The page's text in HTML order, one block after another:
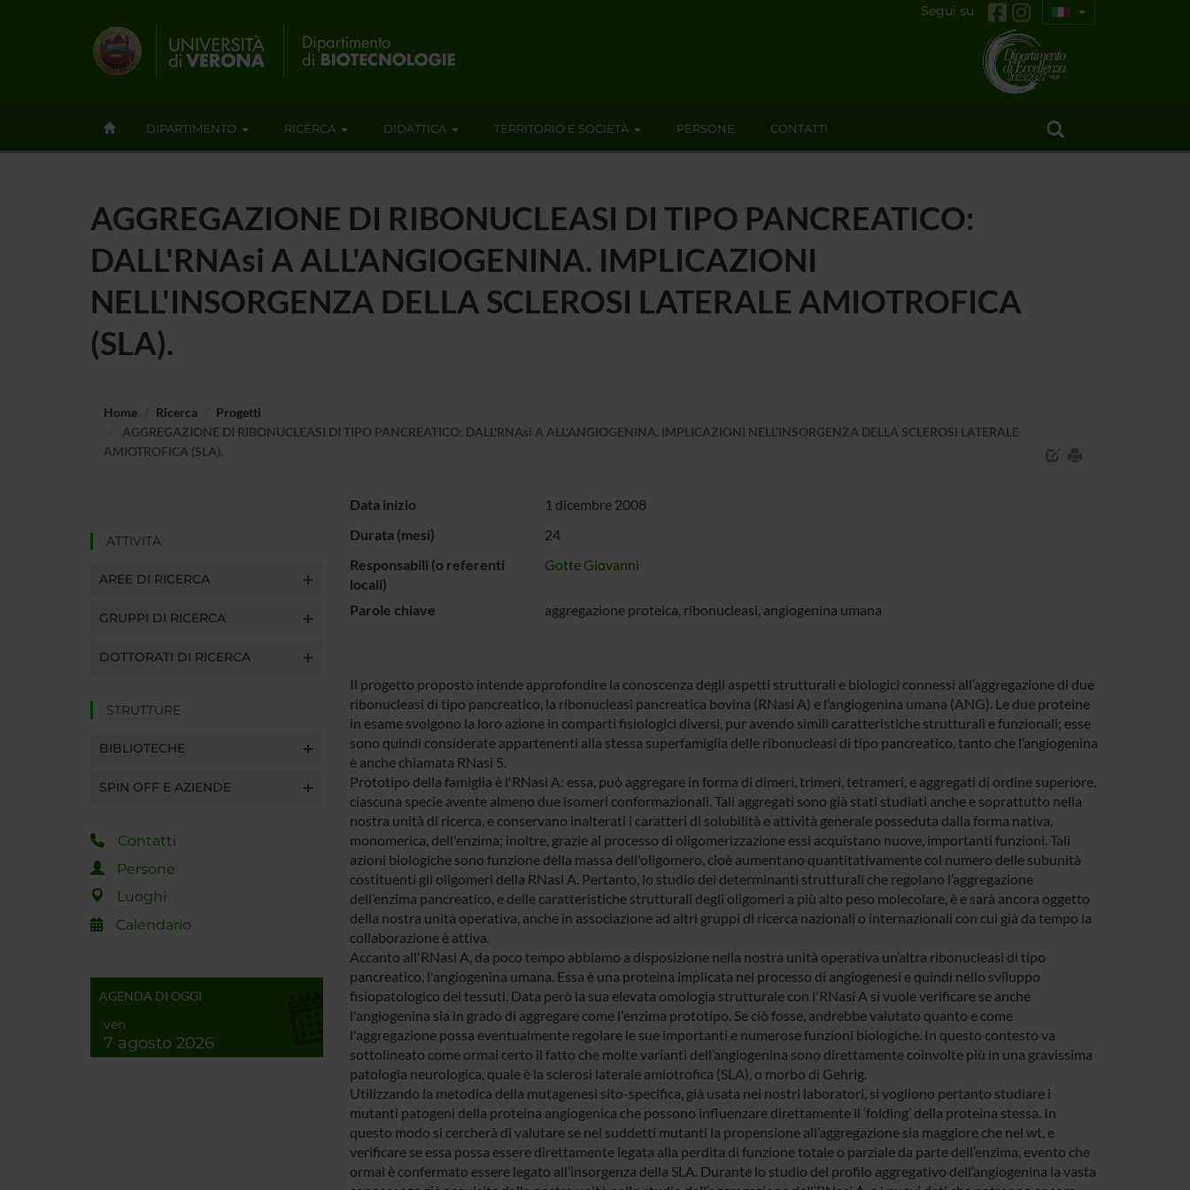
Segui su
DIPARTIMENTO RICERCA DIDATTICA TERRITORIO E SOCIETÀ PERSONE CONTATTI
AGGREGAZIONE DI RIBONUCLEASI DI TIPO PANCREATICO:
DALL'RNAsi A ALL'ANGIOGENINA. IMPLICAZIONI
NELL'INSORGENZA DELLA SCLEROSI LATERALE AMIOTROFICA
(SLA).
Home Ricerca
Progetti
AGGREGAZIONE DI RIBONUCLEASI DI TIPO PANCREATICO: DALL'RNAsi A ALL'ANGIOGENINA. IMPLICAZIONI NELL'INSORGENZA DELLA SCLEROSI LATERALE
AMIOTROFICA (SLA).
ATTIVITÀ
AREE DI RICERCA
GRUPPI DI RICERCA
DOTTORATI DI RICERCA
STRUTTURE
BIBLIOTECHE
SPIN OFF E AZIENDE
Contatti
Persone
Luoghi
Calendario
AGENDA DI OGGI
ven
7 agosto 2026
Data inizio
1 dicembre 2008
Durata (mesi)
24
Responsabili (o referenti
locali)
Gotte Giovanni
Parole chiave aggregazione proteica, ribonucleasi, angiogenina umana
Il progetto proposto intende approfondire la conoscenza degli aspetti strutturali e biologici connessi all’aggregazione di due
ribonucleasi di tipo pancreatico, la ribonucleasi pancreatica bovina (RNasi A) e l’angiogenina umana (ANG). Le due proteine
in esame svolgono la loro azione in comparti fisiologici diversi, pur avendo simili caratteristiche strutturali e funzionali; esse
sono quindi considerate appartenenti alla stessa superfamiglia delle ribonucleasi di tipo pancreatico, tanto che l’angiogenina
è anche chiamata RNasi 5.
Prototipo della famiglia è l'RNasi A: essa, può aggregare in forma di dimeri, trimeri, tetrameri, e aggregati di ordine superiore,
ciascuna specie avente almeno due isomeri conformazionali. Tali aggregati sono già stati studiati anche e soprattutto nella
nostra unità di ricerca, e conservano inalterati i caratteri di solubilità e attività generale posseduta dalla forma nativa,
monomerica, dell'enzima; inoltre, grazie al processo di oligomerizzazione essi acquistano nuove, importanti funzioni. Tali
azioni biologiche sono funzione della massa dell'oligomero, cioè aumentano quantitativamente col numero delle subunità
costituenti gli oligomeri della RNasi A. Pertanto, lo studio dei determinanti strutturali che regolano l’aggregazione
dell’enzima pancreatico, e delle caratteristiche strutturali degli oligomeri a più alto peso molecolare, è e sarà ancora oggetto
della nostra unità operativa, anche in associazione ad altri gruppi di ricerca nazionali o internazionali con cui già da tempo la
collaborazione è attiva.
Accanto all'RNasi A, da poco tempo abbiamo a disposizione nella nostra unità operativa un’altra ribonucleasi di tipo
pancreatico, l'angiogenina umana. Essa è una proteina implicata nel processo di angiogenesi e quindi nello sviluppo
fisiopatologico dei tessuti. Data però la sua elevata omologia strutturale con l'RNasi A si vuole verificare se anche
l'angiogenina sia in grado di aggregare come l'enzima prototipo. Se ciò fosse, andrebbe valutato quanto e come
l'aggregazione possa eventualmente regolare le sue importanti e numerose funzioni biologiche. In questo contesto va
sottolineato come ormai certo il fatto che molte varianti dell’angiogenina sono direttamente coinvolte più in una gravissima
patologia neurologica, quale è la sclerosi laterale amiotrofica (SLA), o morbo di Gehrig.
Utilizzando la metodica della mutagenesi sito-specifica, già usata nei nostri laboratori, si vogliono pertanto studiare i
mutanti patogeni della proteina angiogenica che possono influenzare direttamente il ‘folding’ della proteina stessa. In
questo modo si cercherà di valutare se nei suddetti mutanti la propensione all’aggregazione sia maggiore che nel wt, e
verificare se essa possa essere direttamente legata alla perdita di funzione totale o parziale da parte dell’enzima, evento che
ormai è confermato essere legato all’insorgenza della SLA. Durante lo studio del profilo aggregativo dell’angiogenina la vasta